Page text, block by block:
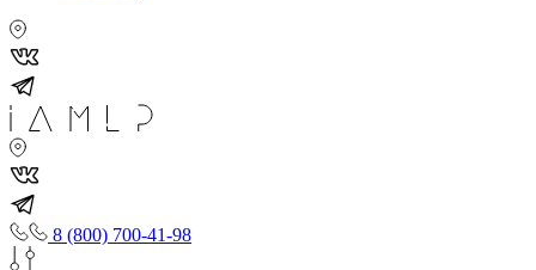
8 (800) 700-41-98